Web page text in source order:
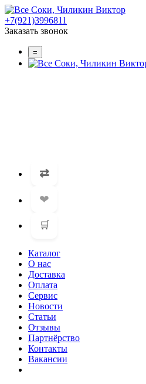
+7(921)3996811
Заказать звонок
=
⇄
❤
🛒
Каталог
О нас
Доставка
Оплата
Сервис
Новости
Статьи
Отзывы
Партнёрство
Контакты
Вакансии